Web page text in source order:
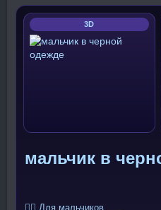
3D
мальчик в
🧍‍♂️ Для мальчиков